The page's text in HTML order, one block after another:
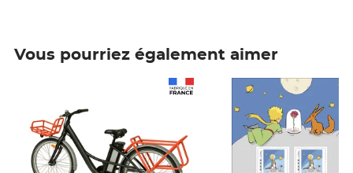
Vous pourriez également aimer
Prix 7,50€